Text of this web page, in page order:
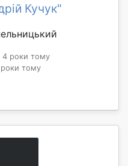
Кучук"
4 роки тому
роки тому